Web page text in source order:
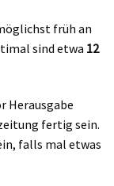
früh an
sind etwa 12
Herausgabe
fertig sein.
falls mal etwas